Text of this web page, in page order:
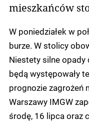
mieszkańców
W poniedziałek w
burze. W stolicy
Niestety silne opady
będą występowały
prognozie zagrożeń
Warszawy IMGW
środę, 16 lipca oraz